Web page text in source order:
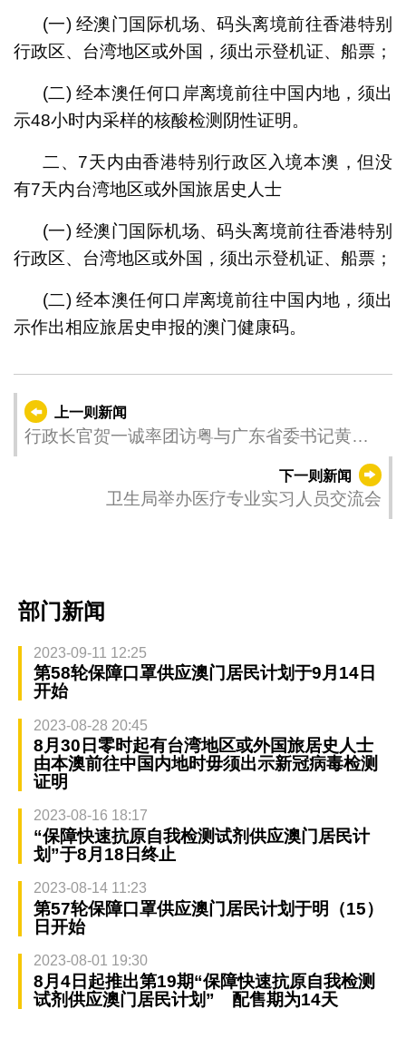
(一) 经澳门国际机场、码头离境前往香港特别
行政区、台湾地区或外国，须出示登机证、船票；
(二) 经本澳任何口岸离境前往中国内地，须出
示48小时内采样的核酸检测阴性证明。
二、7天内由香港特别行政区入境本澳，但没
有7天内台湾地区或外国旅居史人士
(一) 经澳门国际机场、码头离境前往香港特别
行政区、台湾地区或外国，须出示登机证、船票；
(二) 经本澳任何口岸离境前往中国内地，须出
示作出相应旅居史申报的澳门健康码。
上一则新闻
行政长官贺一诚率团访粤与广东省委书记黄坤
下一则新闻
卫生局举办医疗专业实习人员交流会
部门新闻
2023-09-11 12:25
第58轮保障口罩供应澳门居民计划于9月14日
开始
2023-08-28 20:45
8月30日零时起有台湾地区或外国旅居史人士
由本澳前往中国内地时毋须出示新冠病毒检测
证明
2023-08-16 18:17
“保障快速抗原自我检测试剂供应澳门居民计
划”于8月18日终止
2023-08-14 11:23
第57轮保障口罩供应澳门居民计划于明（15）
日开始
2023-08-01 19:30
8月4日起推出第19期“保障快速抗原自我检测
试剂供应澳门居民计划” 配售期为14天